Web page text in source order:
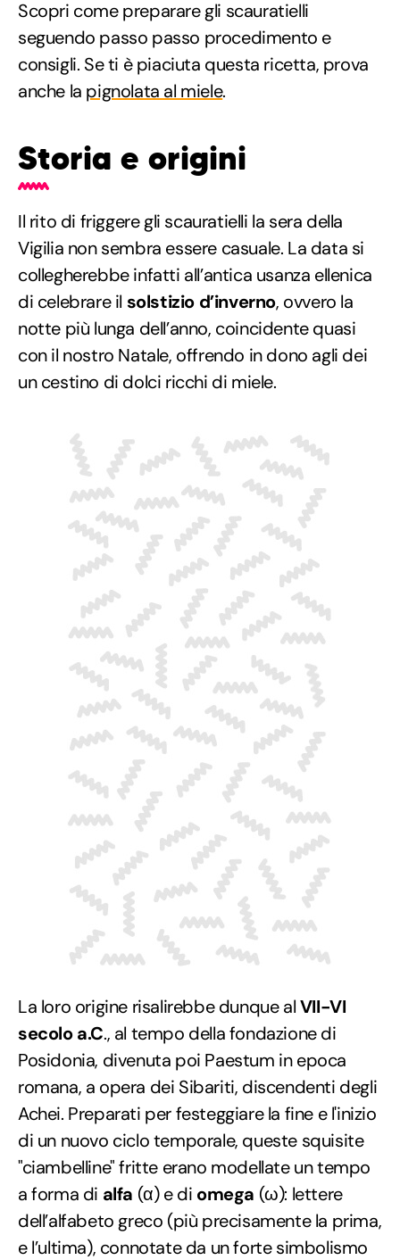
Scopri come preparare gli scauratielli
seguendo passo passo procedimento e
consigli. Se ti è piaciuta questa ricetta, prova
anche la pignolata al miele.
Storia e origini
Il rito di friggere gli scauratielli la sera della
Vigilia non sembra essere casuale. La data si
collegherebbe infatti all’antica usanza ellenica
di celebrare il solstizio d’inverno, ovvero la
notte più lunga dell’anno, coincidente quasi
con il nostro Natale, offrendo in dono agli dei
un cestino di dolci ricchi di miele.
La loro origine risalirebbe dunque alVII-VI
secolo a.C., al tempo della fondazione di
Posidonia, divenuta poi Paestum in epoca
romana, a opera dei Sibariti, discendenti degli
Achei. Preparati per festeggiare la fine e l'inizio
di un nuovo ciclo temporale, queste squisite
"ciambelline" fritte erano modellate un tempo
a forma di alfa (α) e di omega (ω): lettere
dell’alfabeto greco (più precisamente la prima,
e l’ultima), connotate da un forte simbolismo